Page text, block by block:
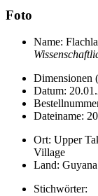
Foto
Name:
Dimensionen
Datum:
Dateiname:
Ort: Upper
Village
Land: Guyana
Stichwörter: